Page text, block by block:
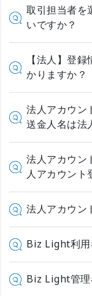
取引担当者を
いですか？
【法人】登
かりますか？
法人アカウン
送金人名は法
法人アカウン
人アカウント
法人アカウン
Biz Light利用
Biz Light管理